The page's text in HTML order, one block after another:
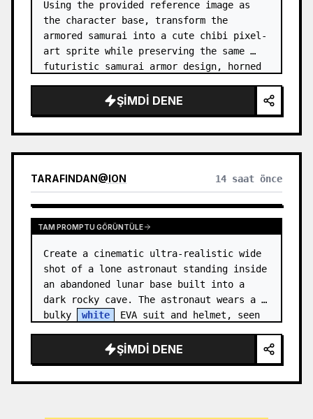
Using the provided reference image as
the character base, transform the
armored samurai into a cute chibi pixel-
art sprite while preserving the same
futuristic samurai armor design, horned
accents, glowing cyan energy details,…
ŞIMDI DENE
TARAFINDAN@ION 14 saat önce
TAM PROMPTU GÖRÜNTÜLE
Create a cinematic ultra-realistic wide
shot of a lone astronaut standing inside
an abandoned lunar base built into a
dark rocky cave. The astronaut wears a
bulky
white
EVA suit and helmet, seen
ŞIMDI DENE